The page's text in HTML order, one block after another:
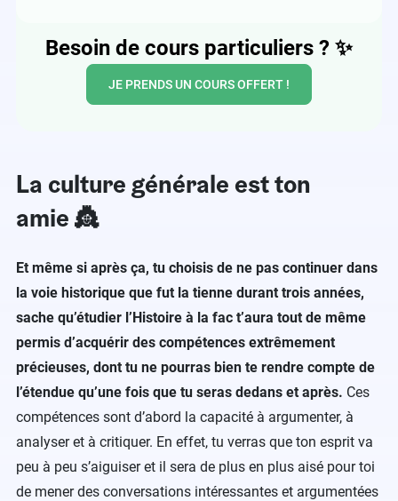
Besoin de cours particuliers ? ✨
JE PRENDS UN COURS OFFERT !
La culture générale est ton
amie 👸
Et même si après ça, tu choisis de ne pas continuer dans
la voie historique que fut la tienne durant trois années,
sache qu’étudier l’Histoire à la fac t’aura tout de même
permis d’acquérir des compétences extrêmement
précieuses, dont tu ne pourras bien te rendre compte de
l’étendue qu’une fois que tu seras dedans et après. Ces
compétences sont d’abord la capacité à argumenter, à
analyser et à critiquer. En effet, tu verras que ton esprit va
peu à peu s’aiguiser et il sera de plus en plus aisé pour toi
de mener des conversations intéressantes et argumentées